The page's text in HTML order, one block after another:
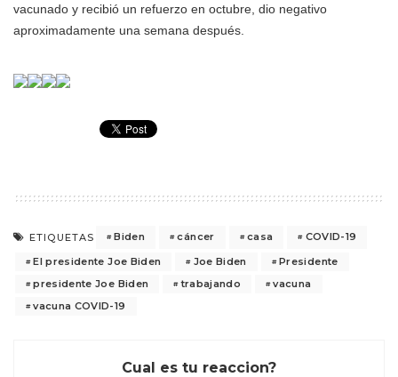
vacunado y recibió un refuerzo en octubre, dio negativo
aproximadamente una semana después.
ETIQUETAS Biden cáncer casa
COVID-19
El presidente Joe Biden
Joe Biden
Presidente
presidente Joe Biden
trabajando
vacuna
vacuna COVID-19
Cual es tu reaccion?